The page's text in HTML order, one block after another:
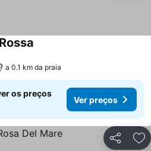
a 0.1 km da praia
os preços
Ver preços
Partilhar